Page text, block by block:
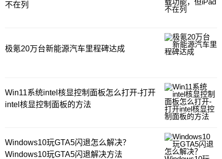
不在列
极氪20万台新能源汽车里程碑达成
Win11系统intel核显控制面板怎么打开-打开
intel核显控制面板的方法
Windows10玩GTA5闪退怎么解决？
Windows10玩GTA5闪退解决方法